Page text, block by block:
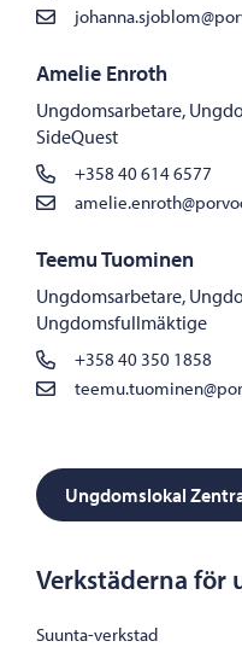
Amelie Enroth
Ungdomsarbetare,
SideQuest
+358 40 614 6577
Teemu Tuominen
Ungdomsarbetare,
Ungdomsfullmäktige
+358 40 350 1858
Ungdomslokal
Verkstäderna för
Suunta-verkstad